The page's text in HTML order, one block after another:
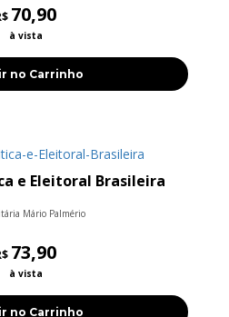
70,90
à vista
no Carrinho
e Eleitoral Brasileira
Mário Palmério
73,90
à vista
no Carrinho